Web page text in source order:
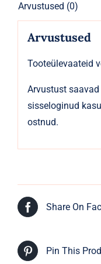
Arvustused (0)
Arvustused
Tooteülevaateid
Arvustust
sisseloginud
ostnud.
Share On
Pin This